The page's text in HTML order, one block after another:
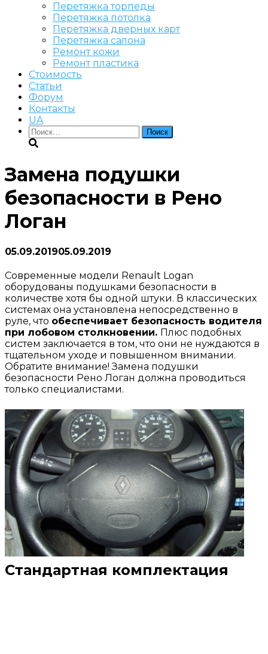
Перетяжка торпеды
Перетяжка потолка
Перетяжка дверных карт
Перетяжка салона
Ремонт кожи
Ремонт пластика
Стоимость
Статьи
Форум
Контакты
UA
Найти:
Замена подушки
безопасности в Рено
Логан
05.09.201905.09.2019
Современные модели Renault Logan
оборудованы подушками безопасности в
количестве хотя бы одной штуки. В классических
системах она установлена непосредственно в
руле, что обеспечивает безопасность водителя
при лобовом столкновении. Плюс подобных
систем заключается в том, что они не нуждаются в
тщательном уходе и повышенном внимании.
Обратите внимание! Замена подушки
безопасности Рено Логан должна проводиться
только специалистами.
Стандартная комплектация